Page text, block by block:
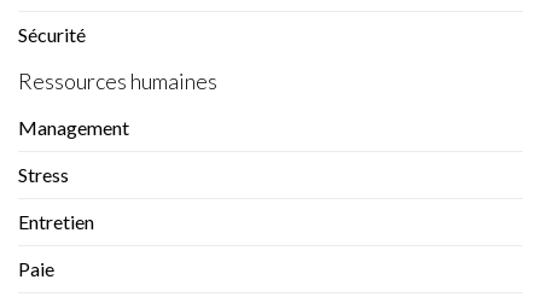
Sécurité
Ressources humaines
Management
Stress
Entretien
Paie